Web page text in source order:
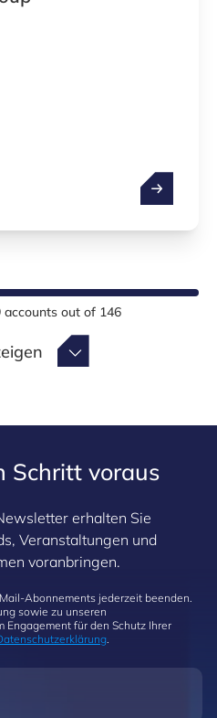
accounts out of 146
Mehr anzeigen
Schritt voraus
erhalten Sie
Veranstaltungen und
voranbringen.
Abonnements jederzeit beenden.
sowie zu unseren
für den Schutz Ihrer
.